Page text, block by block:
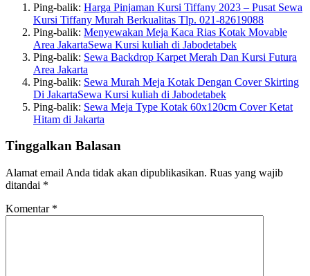
Ping-balik: Harga Pinjaman Kursi Tiffany 2023 – Pusat Sewa
Kursi Tiffany Murah Berkualitas Tlp. 021-82619088
Ping-balik: Menyewakan Meja Kaca Rias Kotak Movable
Area JakartaSewa Kursi kuliah di Jabodetabek
Ping-balik: Sewa Backdrop Karpet Merah Dan Kursi Futura
Area Jakarta
Ping-balik: Sewa Murah Meja Kotak Dengan Cover Skirting
Di JakartaSewa Kursi kuliah di Jabodetabek
Ping-balik: Sewa Meja Type Kotak 60x120cm Cover Ketat
Hitam di Jakarta
Tinggalkan Balasan
Alamat email Anda tidak akan dipublikasikan. Ruas yang wajib
ditandai *
Komentar *